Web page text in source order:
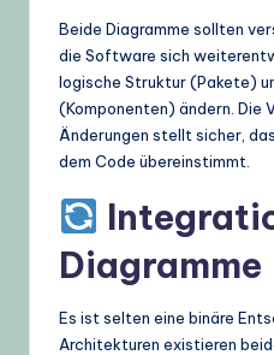
Beide Diagramme sollten
die Software sich
logische Struktur (Pakete)
(Komponenten) ändern. Die
Änderungen stellt sicher,
dem Code übereinstimmt.
Diagramme
Es ist selten eine binäre
Architekturen existieren